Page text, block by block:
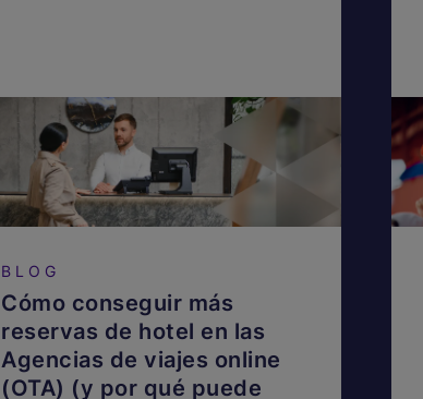
BLOG
Cómo conseguir más
reservas de hotel en las
Agencias de viajes online
(OTA) (y por qué puede